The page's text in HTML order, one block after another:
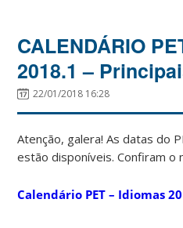
CALENDÁRIO
2018.1 –
22/01/2018 16:28
Atenção, galera! As datas do
estão disponíveis. Confiram o
Calendário PET – Idiomas